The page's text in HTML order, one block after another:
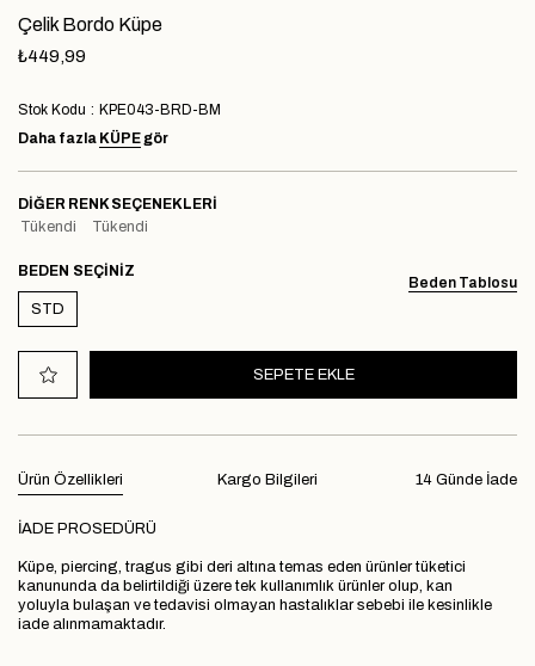
Çelik Bordo Küpe
₺449,99
Stok Kodu
KPE043-BRD-BM
Daha fazla KÜPE gör
DIĞER RENK SEÇENEKLERI
Tükendi
Tükendi
Beden Tablosu
BEDEN
STD
Ürün Özellikleri 14 Günde İade
Kargo Bilgileri
İADE PROSEDÜRÜ
Küpe, piercing, tragus gibi deri altına temas eden ürünler tüketici
kanununda da belirtildiği üzere tek kullanımlık ürünler olup, kan
yoluyla bulaşan ve tedavisi olmayan hastalıklar sebebi ile kesinlikle
iade alınmamaktadır.